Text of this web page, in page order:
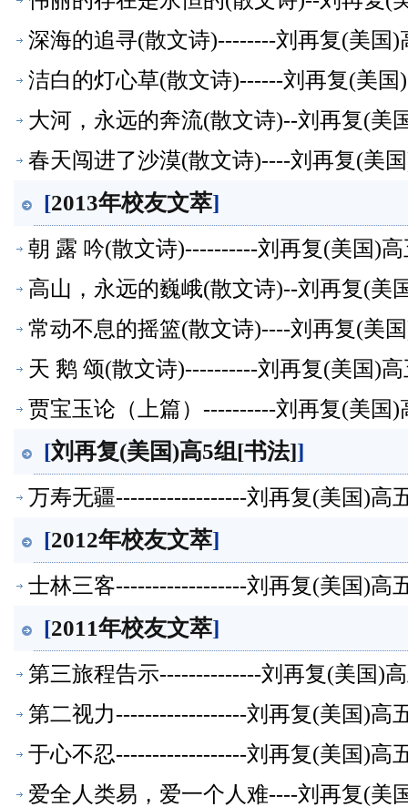
深海的追寻(散文诗)--------刘再复(美国
洁白的灯心草(散文诗)------刘再复(美
大河，永远的奔流(散文诗)--刘再复(美
春天闯进了沙漠(散文诗)----刘再复(美
[2013年校友文萃]
朝 露 吟(散文诗)----------刘再复(美国)
高山，永远的巍峨(散文诗)--刘再复(美
常动不息的摇篮(散文诗)----刘再复(美
天 鹅 颂(散文诗)----------刘再复(美国)
贾宝玉论（上篇）----------刘再复(美国
[刘再复(美国)高5组[书法]]
万寿无疆------------------刘再复(美国)高
[2012年校友文萃]
士林三客------------------刘再复(美国)高
[2011年校友文萃]
第三旅程告示--------------刘再复(美国)
第二视力------------------刘再复(美国)高
于心不忍------------------刘再复(美国)高
爱全人类易，爱一个人难----刘再复(美